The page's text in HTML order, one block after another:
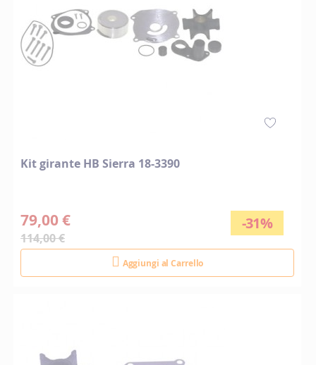
Kit girante HB Sierra 18-3390
-31%
79,00 €
114,00 €
Aggiungi al Carrello